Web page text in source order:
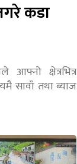
कडा
आफ्नो क्षेत्रभित्र
सावाँ तथा ब्याज